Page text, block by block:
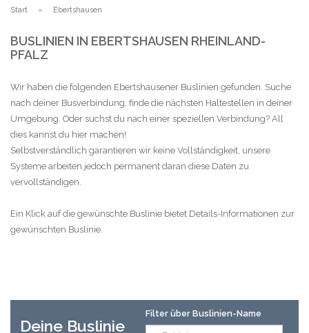
Start Ebertshausen
BUSLINIEN IN EBERTSHAUSEN RHEINLAND-
PFALZ
Wir haben die folgenden Ebertshausener Buslinien gefunden. Suche
nach deiner Busverbindung, finde die nächsten Haltestellen in deiner
Umgebung. Oder suchst du nach einer speziellen Verbindung? All
dies kannst du hier machen!
Selbstverständlich garantieren wir keine Vollständigkeit, unsere
Systeme arbeiten jedoch permanent daran diese Daten zu
vervollständigen.
Ein Klick auf die gewünschte Buslinie bietet Details-Informationen zur
gewünschten Buslinie.
Deine Buslinie
Filter über Buslinien-Name